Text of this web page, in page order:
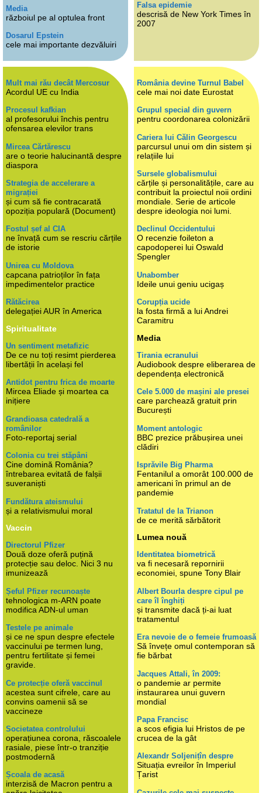
Media
războiul pe al optulea front
Dosarul Epstein
cele mai importante dezvăluiri
Falsa epidemie
descrisă de New York Times în
2007
Mult mai rău decât Mercosur
Acordul UE cu India
Procesul kafkian
al profesorului închis pentru
ofensarea elevilor trans
Mircea Cărtărescu
are o teorie halucinantă despre
diaspora
Strategia de accelerare a
migrației
și cum să fie contracarată
opoziția populară (Document)
Fostul șef al CIA
ne învață cum se rescriu cărțile
de istorie
Unirea cu Moldova
capcana patrioților în fața
impedimentelor practice
Rătăcirea
delegației AUR în America
Spiritualitate
Un sentiment metafizic
De ce nu toți resimt pierderea
libertății în același fel
Antidot pentru frica de moarte
Mircea Eliade și moartea ca
inițiere
Grandioasa catedrală a
românilor
Foto-reportaj serial
Colonia cu trei stăpâni
Cine domină România?
întrebarea evitată de falșii
suveraniști
Fundătura ateismului
și a relativismului moral
Vaccin
Directorul Pfizer
Două doze oferă puțină
protecție sau deloc. Nici 3 nu
imunizează
Șeful Pfizer recunoaște
tehnologica m-ARN poate
modifica ADN-ul uman
Testele pe animale
și ce ne spun despre efectele
vaccinului pe termen lung,
pentru fertilitate și femei
gravide.
Ce protecție oferă vaccinul
acestea sunt cifrele, care au
convins oamenii să se
vaccineze
Societatea controlului
operațiunea corona, răscoalele
rasiale, piese într-o tranziție
postmodernă
Școala de acasă
interzisă de Macron pentru a
România devine Turnul Babel
cele mai noi date Eurostat
Grupul special din guvern
pentru coordonarea colonizării
Cariera lui Călin Georgescu
parcursul unui om din sistem și
relațiile lui
Sursele globalismului
cărțile și personalitățile, care au
contribuit la proiectul noii ordini
mondiale. Serie de articole
despre ideologia noi lumi.
Declinul Occidentului
O recenzie foileton a
capodoperei lui Oswald
Spengler
Unabomber
Ideile unui geniu ucigaș
Corupția ucide
la fosta firmă a lui Andrei
Caramitru
Media
Tirania ecranului
Audiobook despre eliberarea de
dependența electronică
Cele 5.000 de mașini ale presei
care parchează gratuit prin
București
Moment antologic
BBC prezice prăbușirea unei
clădiri
Isprăvile Big Pharma
Fentanilul a omorât 100.000 de
americani în primul an de
pandemie
Tratatul de la Trianon
de ce merită sărbătorit
Lumea nouă
Identitatea biometrică
va fi necesară repornirii
economiei, spune Tony Blair
Albert Bourla despre cipul pe
care îl înghiți
și transmite dacă ți-ai luat
tratamentul
Era nevoie de o femeie frumoasă
Să învețe omul contemporan să
fie bărbat
Jacques Attali, în 2009:
o pandemie ar permite
instaurarea unui guvern
mondial
Papa Francisc
a scos efigia lui Hristos de pe
crucea de la gât
Alexandr Soljenițîn despre
Situația evreilor în Imperiul
Țarist